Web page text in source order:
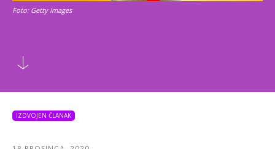
Foto: Getty Images
IZDVOJEN ČLANAK